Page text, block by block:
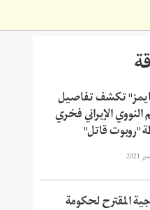
تكشف تفاصيل
النووي الإيراني فخري
"روبوت قاتل"
المقترح لحكومة